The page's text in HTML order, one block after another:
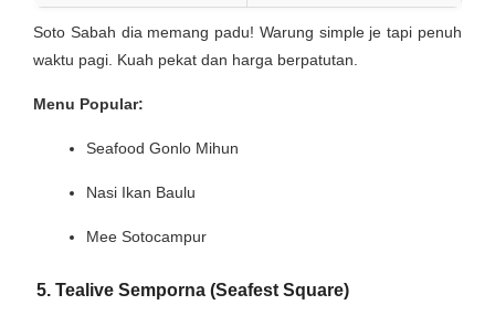
Soto Sabah dia memang padu! Warung simple je tapi penuh
waktu pagi. Kuah pekat dan harga berpatutan.
Menu Popular:
Seafood Gonlo Mihun
Nasi Ikan Baulu
Mee Sotocampur
5. Tealive Semporna (Seafest Square)